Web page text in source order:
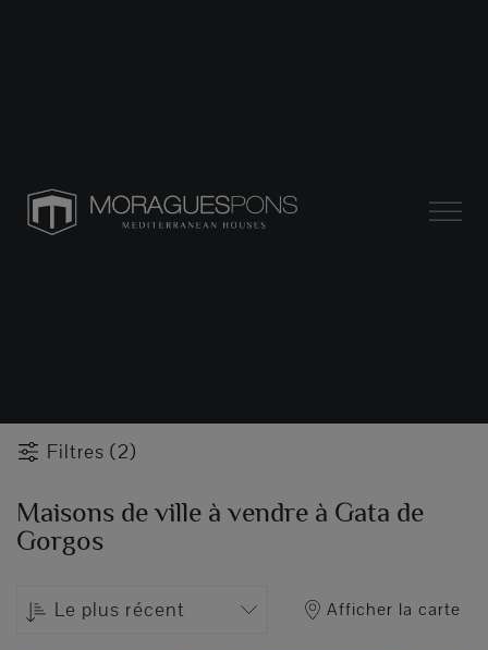
Filtres (2)
Maisons de ville à vendre à Gata de
Gorgos
Le plus récent Afficher la carte